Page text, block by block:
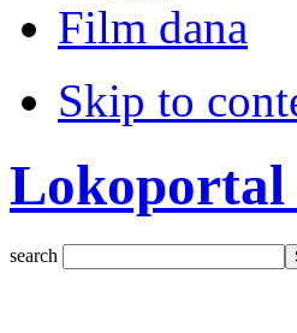
Film dana
Skip to
Lokoportal
search